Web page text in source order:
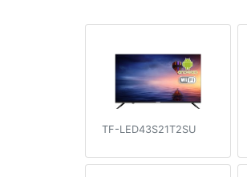
TF-LED43S21T2SU